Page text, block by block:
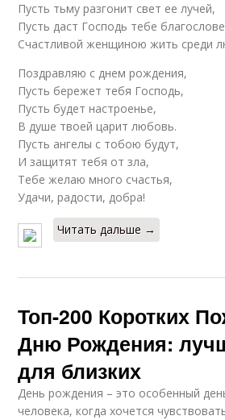
Пусть тьму разгонит свет ее лучей,
Пусть даст Господь тебе
Счастливой женщиною жить среди
Поздравляю с днем рождения,
Пусть бережет тебя Господь,
Пусть будет настроенье,
В душе твоей царит любовь.
Пусть ангелы с тобою будут,
И защитят тебя от зла,
Тебе желаю много счастья,
Удачи, радости, добра!
Читать дальше →
Топ-200 Коротких
Дню Рождения:
для близких
День рождения – это особенный
человека, когда хочется